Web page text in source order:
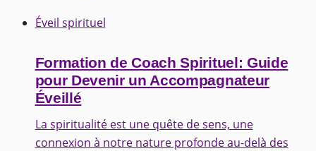
Éveil spirituel
Formation de Coach Spirituel: Guide
pour Devenir un Accompagnateur
Éveillé
La spiritualité est une quête de sens, une
connexion à notre nature profonde au-delà des